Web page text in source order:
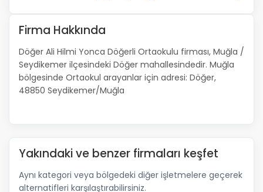
Firma Hakkında
Döğer Ali Hilmi Yonca Döğerli Ortaokulu firması, Muğla /
Seydikemer ilçesindeki Döğer mahallesindedir. Muğla
bölgesinde Ortaokul arayanlar için adresi: Döğer,
48850 Seydikemer/Muğla
Yakındaki ve benzer firmaları keşfet
Aynı kategori veya bölgedeki diğer işletmelere geçerek
alternatifleri karşılaştırabilirsiniz.